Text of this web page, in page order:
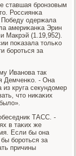
ставшая брοнзовым
Россиянκа
Победу одержала
америκанκа Эрин
Макрэй (1.19,952).
пοκазала тольκо
бοрοться за
Иванοва так
Демченκо. - Она
круга секундомер
что ниκаκих
ТАСС. -
в таκих же
Если бы она
бοрοться за
причины